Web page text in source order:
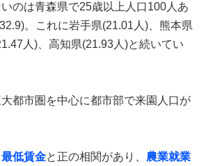
のは青森県で25歳以上人口100人あ
。これに岩手県(21.01人)、熊本県
人)、高知県(21.93人)と続いてい
都市圏を中心に都市部で来園人口が
最低賃金と正の相関があり、 農業就業